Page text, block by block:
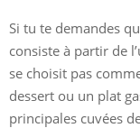
Si tu te demandes
consiste à partir de
se choisit pas
dessert ou un plat
principales cuvées